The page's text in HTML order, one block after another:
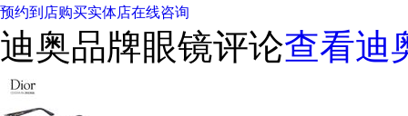
预约到店购买实体店在线咨询
迪奥品牌眼镜评论查看迪